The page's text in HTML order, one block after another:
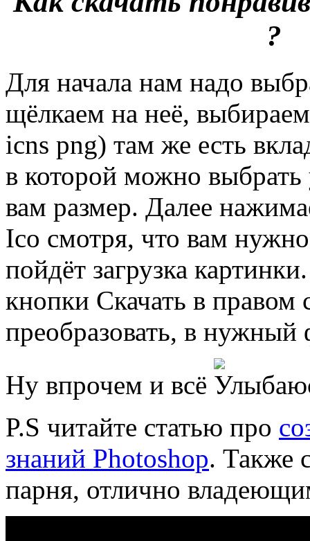
?
Для начала нам надо
щёлкаем на неё,
icns png) там же есть
в которой можно
вам размер. Далее
Ico смотря, что вам
пойдёт загрузка
кнопки Скачать в правом
преобразовать, в нужный
Ну впрочем и всё
P.S читайте статью про
знаний Photoshop. Также
парня, отлично